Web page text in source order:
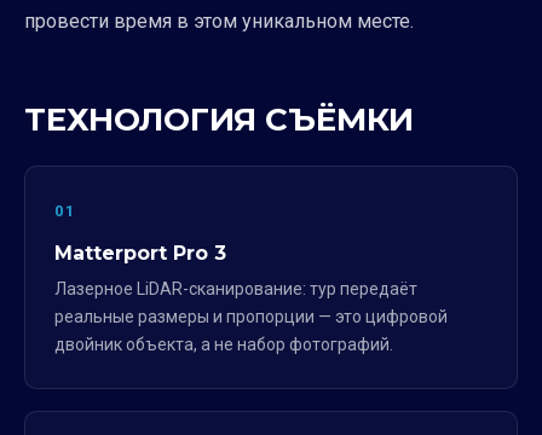
провести время в этом уникальном месте.
ТЕХНОЛОГИЯ СЪЁМКИ
01
Matterport Pro 3
Лазерное LiDAR-сканирование: тур передаёт
реальные размеры и пропорции — это цифровой
двойник объекта, а не набор фотографий.